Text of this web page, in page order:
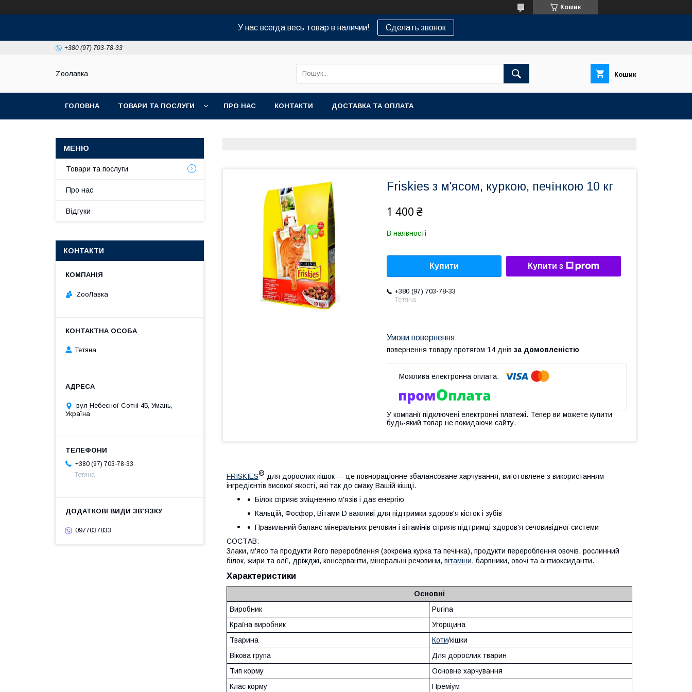
Кошик
У нас всегда весь товар в наличии! Сделать звонок
+380 (97) 703-78-33
Zooлавка Кошик
ГОЛОВНА ТОВАРИ ТА ПОСЛУГИ ПРО НАС КОНТАКТИ ДОСТАВКА ТА ОПЛАТА
Friskies з м'ясом, куркою, печінкою 10 кг
1 400 ₴
В наявності
Купити Купити з
+380 (97) 703-78-33
Тетяна
повернення товару протягом 14 днів за домовленістю
У компанії підключені електронні платежі. Тепер ви можете купити
будь-який товар не покидаючи сайту.
FRISKIES® для дорослих кішок — це повнораціонне збалансоване харчування, виготовлене з використанням
інгредієнтів високої якості, які так до смаку Вашій кішці.
Білок сприяє зміцненню м'язів і дає енергію
Кальцій, Фосфор, Вітами D важливі для підтримки здоров'я кісток і зубів
Правильний баланс мінеральних речовин і вітамінів сприяє підтримці здоров'я сечовивідної системи
СОСТАВ:
Злаки, м'ясо та продукти його перероблення (зокрема курка та печінка), продукти перероблення овочів, рослинний
білок, жири та олії, дріжджі, консерванти, мінеральні речовини, вітаміни, барвники, овочі та антиоксиданти.
Характеристики
Основні
Виробник
Purina
Країна виробник
Угорщина
Тварина
Коти/кішки
Вікова група
Для дорослих тварин
Тип корму
Основне харчування
Клас корму
Преміум
Товари та послуги
Про нас
Відгуки
КОНТАКТИ
ZooЛавка
Тетяна
вул Небесної Сотні 45, Умань,
Україна
+380 (97) 703-78-33
Тетяна
0977037833